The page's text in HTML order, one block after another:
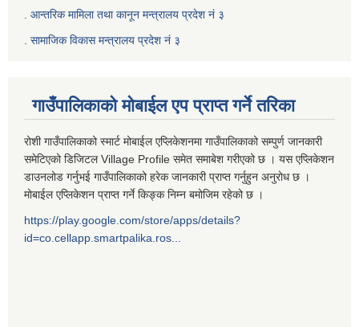
आन्तरिक मामिला तथा कानून मन्त्रालय प्रदेश नं ३
सामाजिक विकास मन्त्रालय प्रदेश नं ३
गाउँपालिकाको मोबाईल एप प्राप्त गर्ने तरिका
रोशी गाउँपालिकाको स्मार्ट मोबाईल एप्लिकेशनमा गाउँपालिकाको सम्पुर्ण जानकारी
समेटिएको डिजिटल Village Profile समेत समाबेश गरीएको छ । यस एप्लिकेशन
डाउनलोड गर्नुभई गाउँपालिकाको हरेक जानकारी प्राप्त गर्नुहुन अनुरोध छ ।
मोबाईल एप्लिकेशन प्राप्त गर्ने किङ्क निम्न बमोजिम रहेको छ ।
https://play.google.com/store/apps/details?
id=co.cellapp.smartpalika.ros...